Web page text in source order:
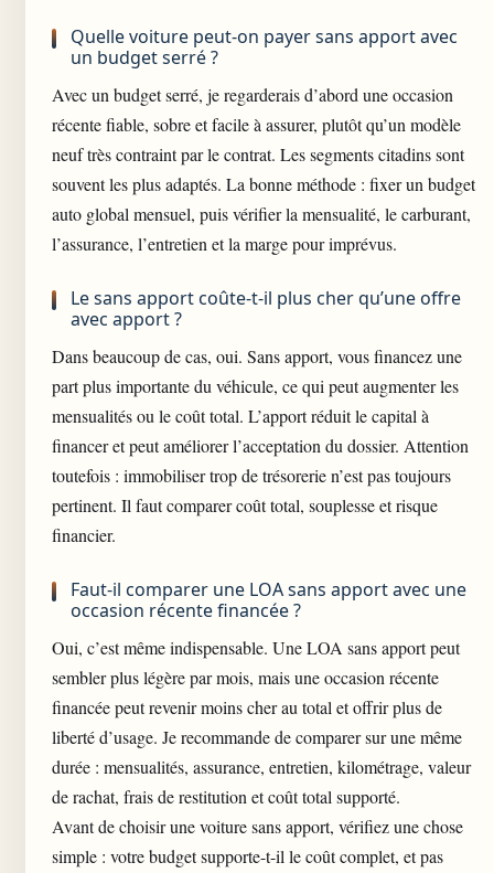
Quelle voiture peut-on payer sans apport avec
un budget serré ?
Avec un budget serré, je regarderais d’abord une occasion
récente fiable, sobre et facile à assurer, plutôt qu’un modèle
neuf très contraint par le contrat. Les segments citadins sont
souvent les plus adaptés. La bonne méthode : fixer un budget
auto global mensuel, puis vérifier la mensualité, le carburant,
l’assurance, l’entretien et la marge pour imprévus.
Le sans apport coûte-t-il plus cher qu’une offre
avec apport ?
Dans beaucoup de cas, oui. Sans apport, vous financez une
part plus importante du véhicule, ce qui peut augmenter les
mensualités ou le coût total. L’apport réduit le capital à
financer et peut améliorer l’acceptation du dossier. Attention
toutefois : immobiliser trop de trésorerie n’est pas toujours
pertinent. Il faut comparer coût total, souplesse et risque
financier.
Faut-il comparer une LOA sans apport avec une
occasion récente financée ?
Oui, c’est même indispensable. Une LOA sans apport peut
sembler plus légère par mois, mais une occasion récente
financée peut revenir moins cher au total et offrir plus de
liberté d’usage. Je recommande de comparer sur une même
durée : mensualités, assurance, entretien, kilométrage, valeur
de rachat, frais de restitution et coût total supporté.
Avant de choisir une voiture sans apport, vérifiez une chose
simple : votre budget supporte-t-il le coût complet, et pas